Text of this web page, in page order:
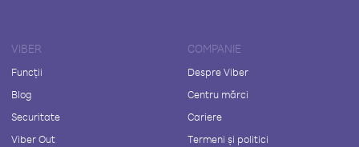
VIBER
Funcții
Blog
Securitate
Viber Out
COMPANIE
Despre Viber
Centru mărci
Cariere
Termeni și politici